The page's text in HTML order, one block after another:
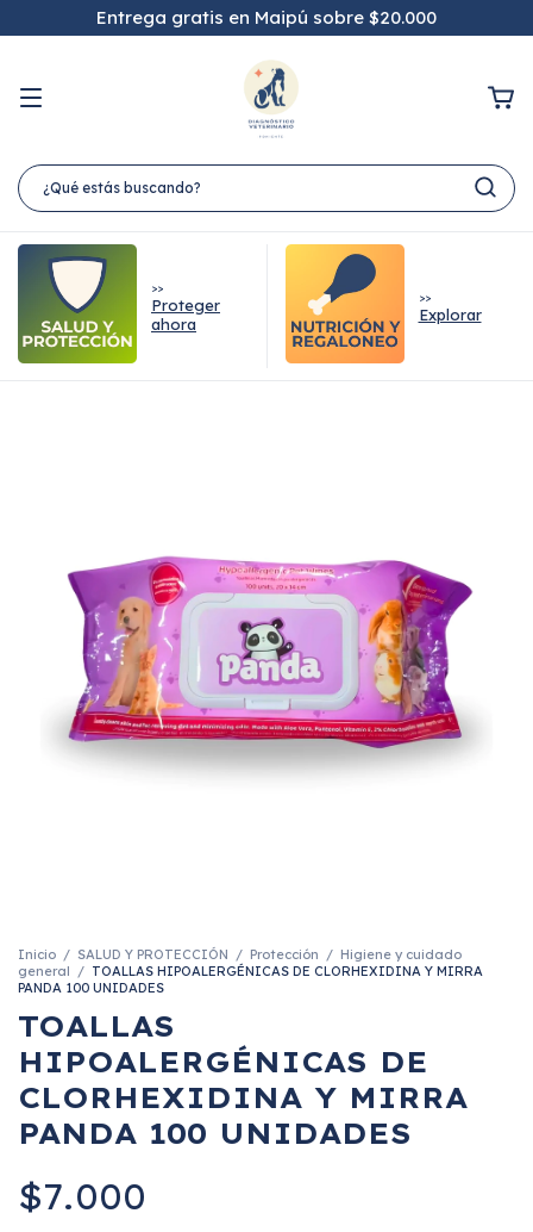
Entrega gratis en Maipú sobre $20.000
>>
Proteger
ahora
>>
Explorar
Inicio / SALUD Y PROTECCIÓN / Protección / Higiene y cuidado
general / TOALLAS HIPOALERGÉNICAS DE CLORHEXIDINA Y MIRRA
PANDA 100 UNIDADES
TOALLAS
HIPOALERGÉNICAS DE
CLORHEXIDINA Y MIRRA
PANDA 100 UNIDADES
$7.000